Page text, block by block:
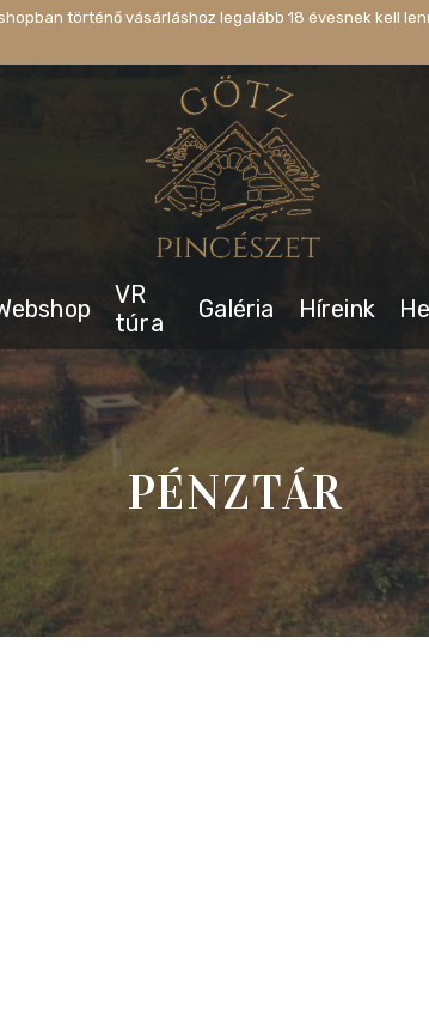
történő vásárláshoz legalább 18 évesnek kell
VR
túra
Galéria Híreink
PÉNZTÁR